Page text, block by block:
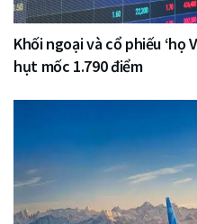
Khối ngoại và cổ phiếu ‘họ
hụt mốc 1.790 điểm